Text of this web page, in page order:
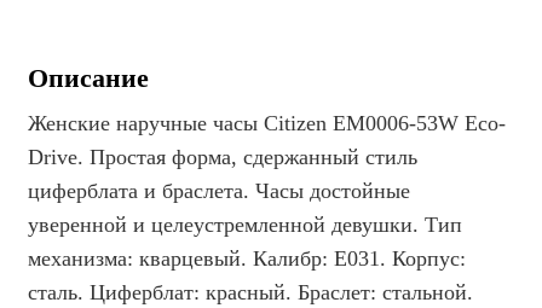
Описание
Женские наручные часы Citizen EM0006-53W Eco-
Drive. Простая форма, сдержанный стиль
циферблата и браслета. Часы достойные
уверенной и целеустремленной девушки. Тип
механизма: кварцевый. Калибр: E031. Корпус:
сталь. Циферблат: красный. Браслет: стальной.